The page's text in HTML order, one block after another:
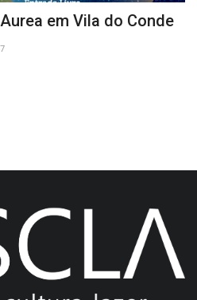
em Vila do Conde